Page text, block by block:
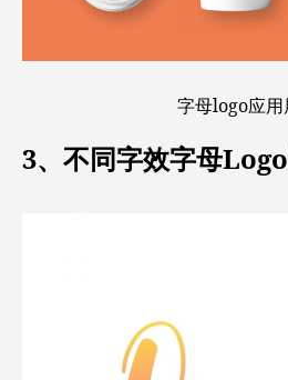
字母logo应用
3、不同字效字母